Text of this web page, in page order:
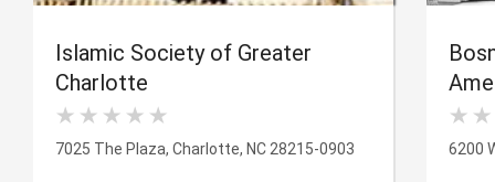
Islamic Society of Greater
Charlotte
7025 The Plaza, Charlotte, NC 28215-0903 6200